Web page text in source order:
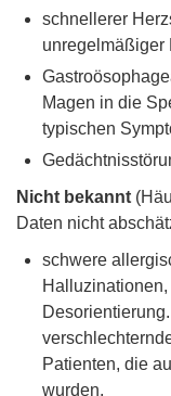
schnellerer
unregelmäßiger
Magen in die
typischen
Nicht bekannt
Daten nicht
schwere
Patienten, die
wurden.